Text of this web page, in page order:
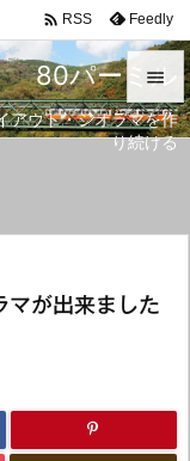
80パーミル
アウト・ジオラマを作
り続ける


メニュ

 RSS Feedly
が出来ました